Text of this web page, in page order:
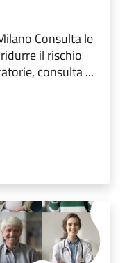
Consulta le
il rischio
consulta ...